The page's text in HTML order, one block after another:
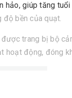
hảo, giúp tăng
độ bền của quạt.
trang bị bộ
hoạt động, đóng